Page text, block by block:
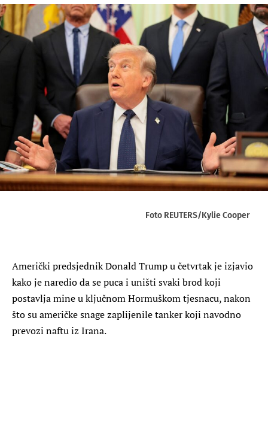
Foto REUTERS/Kylie Cooper
Američki predsjednik Donald Trump u četvrtak je izjavio
kako je naredio da se puca i uništi svaki brod koji
postavlja mine u ključnom Hormuškom tjesnacu, nakon
što su američke snage zaplijenile tanker koji navodno
prevozi naftu iz Irana.